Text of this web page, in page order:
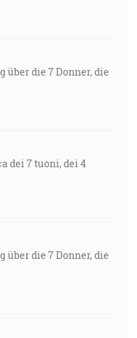
über die 7 Donner, die
dei 7 tuoni, dei 4
über die 7 Donner, die